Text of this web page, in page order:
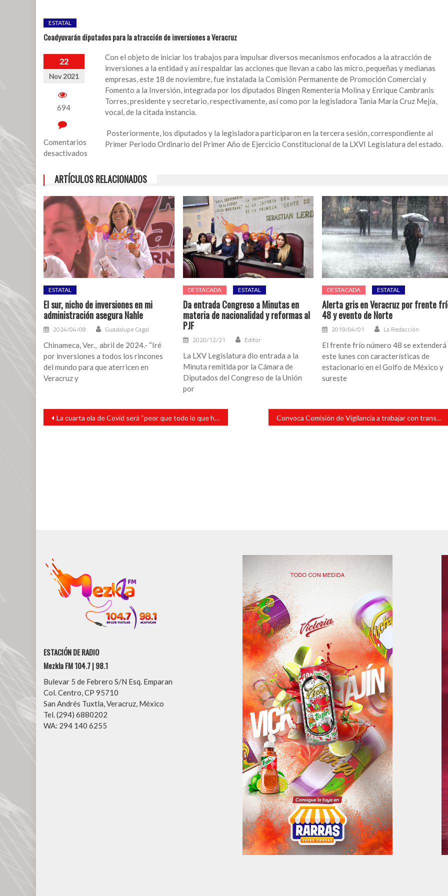
ESTATAL
Coadyuvarán diputados para la atracción de inversiones a Veracruz
22
Nov 2021
694
Comentarios
desactivados
Coadyuvarán
para
la
atracción
de
inversiones
a
Veracruz
Con el objeto de iniciar los trabajos para impulsar diversos mecanismos enfocados a la atracción de
inversiones a la entidad y así respaldar las acciones que llevan a cabo las micro, pequeñas y medianas
empresas, este 18 de noviembre, fue instalada la Comisión Permanente de Promoción Comercial y
Fomento a la Inversión, integrada por los diputados Bingen Rementería Molina y Enrique Cambranis
Torres, presidente y secretario, respectivamente, así como por la legisladora Tania María Cruz Mejía,
vocal, de la citada instancia.
Posteriormente, los diputados y la legisladora participaron en la tercera sesión, correspondiente al
Primer Periodo Ordinario del Primer Año de Ejercicio Constitucional de la LXVI Legislatura del estado.
ARTÍCULOS RELACIONADOS
ESTATAL
El sur, nicho de inversiones en mi
administración asegura Nahle
2024/04/08 Guadalupe Cagal
Chinameca, Ver., abril de 2024.- “Iré
por inversiones a todos los rincones
del mundo para que aterricen en
Veracruz y
DESTACADA ESTATAL
Da entrada Congreso a Minutas en
materia de nacionalidad y reformas al
PJF
2020/12/21 Editor
La LXV Legislatura dio entrada a la
Minuta remitida por la Cámara de
Diputados del Congreso de la Unión
por
DESTACADA ESTATAL
Alerta gris en Veracruz por frente
48 y evento de Norte
2019/04/01 La Redacción
El frente frío número 48 se extenderá
este lunes con características de
estacionario en el Golfo de México y
sureste
Navegación
entradas
La cuarta ola de Covid será “peor que todo lo que hemos visto”: Merkel Convoca Comisión de Vigilancia a trabajar con transparencia y conforme a derecho
ESTACIÓN DE RADIO
Mezkla FM 104.7 | 98.1
Bulevar 5 de Febrero S/N Esq. Emparan
Col. Centro, CP 95710
San Andrés Tuxtla, Veracruz, México
Tel. (294) 6880202
WA: 294 140 6255